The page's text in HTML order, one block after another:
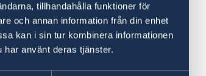
tillhandahålla funktioner för
och annan information från din enhet
kan i sin tur kombinera informationen
har använt deras tjänster.
en